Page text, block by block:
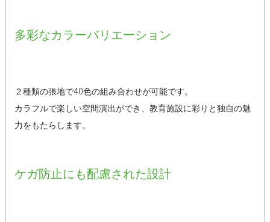
多彩なカラーバリエーション
２種類の張地で40色の組み合わせが可能です。
カラフルで楽しい空間演出ができ、教育施設に彩りと独自の魅
力をもたらします。
ケガ防止にも配慮された設計